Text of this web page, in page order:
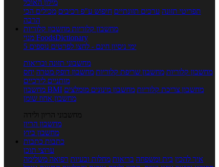
מילון האוכל
תפריטי תזונה ערכים תזונתיים חיפוש ע"פ רכיבים מכילים הכי
הרבה
מחשבון קלוריות מחשבון קלוריות
מנוי FoodsDictionary
5 ימי ניסיון חינם - לחצו לפרטים נוספים
מחשבוני תזונה ובריאות
מחשבון קלוריות מחשבון שריפת קלוריות מחשבון דופק מטרה יחס
מותניים לירכיים
מחשבון BMI
מחשבון צריכת קלוריות מחשבון מינונים מומלצים
מחשבון אחוז שומן
מחשבוני הריון ולידה
מחשבון הריון
מחשבון ביוץ
כתבות כתבות
ערוצי תוכן
איך להכין בית ומשפחה בריאות מחלות ובעיות רפואה משלימה